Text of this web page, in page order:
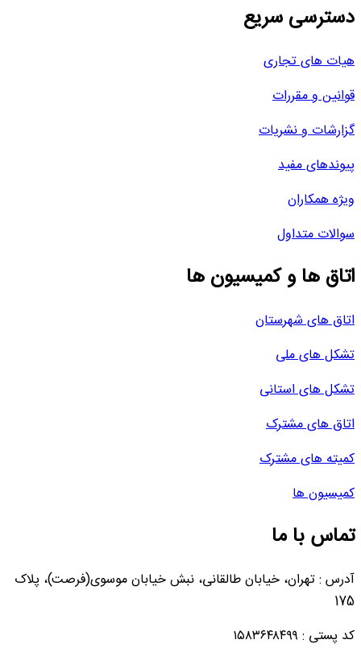
دسترسی سریع
هیات های تجاری
قوانین و مقررات
گزارشات و نشریات
پیوندهای مفید
ویژه همکاران
سوالات متداول
اتاق ها و کمیسیون ها
اتاق های شهرستان
تشکل های ملی
تشکل های استانی
اتاق های مشترک
کمیته های مشترک
کمیسیون ها
تماس با ما
آدرس : تهران، خیابان طالقانی، نبش خیابان موسوی(فرصت)، پلاک
175
کد پستی : ۱۵۸۳۶۴۸۴۹۹